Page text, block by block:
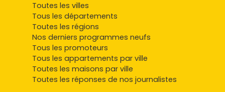
Toutes les villes
Tous les départements
Toutes les régions
Nos derniers programmes neufs
Tous les promoteurs
Tous les appartements par ville
Toutes les maisons par ville
Toutes les réponses de nos journalistes